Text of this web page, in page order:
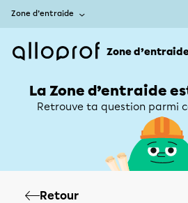
Zone d’entraide
Zone
La Zone d’entraide
Retrouve ta question parmi
Retour